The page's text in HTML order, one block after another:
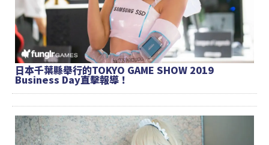
日本千葉縣舉行的TOKYO GAME SHOW 2019
Business Day直擊報導！